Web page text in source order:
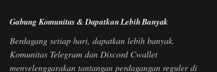
Gabung Komunitas & Dapatkan Lebih Banyak
Berdagang setiap hari, dapatkan lebih banyak.
Komunitas Telegram dan Discord Cwallet
menyelenggarakan tantangan perdagangan reguler di